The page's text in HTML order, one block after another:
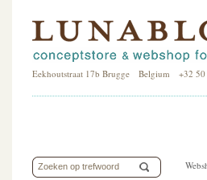
Eekhoutstraat 17b Brugge Belgium +32 50